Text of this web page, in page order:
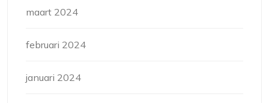
maart 2024
februari 2024
januari 2024